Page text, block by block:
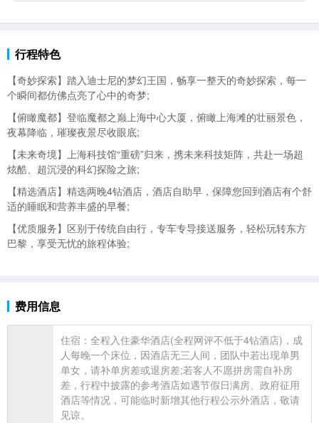
行程特色
【奇妙探索】踏入迪士尼的梦幻王国，畅享一整天的奇妙探索，每一
个瞬间都仿佛点亮了心中的奇梦;
【俯瞰魔都】登临魔都之巅 上海中心大厦，俯瞰上海滩的壮丽景色，
夜幕降临，璀璨夜景尽收眼底;
【未来奇境】上海科技馆“重磅”归来，携未来科技矩阵，共赴一场超
炫酷、超沉浸的科幻探险之旅;
【精选酒店】精选两晚4钻酒店，酒店自助早，保障您回到酒店有个舒
适的睡眠和营养丰盛的早餐;
【优质服务】区别于传统自由行，专车专导接送服务，轻松玩转东方
巴黎，享受无忧的旅程体验;
费用信息
住宿：全程入住豪华酒店(全程网评不低于4钻酒店)，成
人每晚一个床位，因酒店无三人间，团队中若出现单男
单女，请补单房差或退房差;若客人不愿拼房需自补房
差，行程中披露的参考酒店如遇节假日满房、政府征用
酒店等情况，可能临时新增其他行程公示外酒店，敬请
见谅。